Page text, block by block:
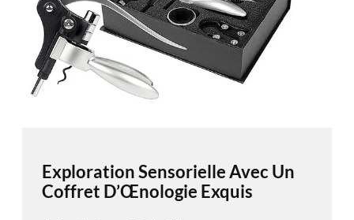
Exploration Sensorielle Avec Un
Coffret D’Œnologie Exquis